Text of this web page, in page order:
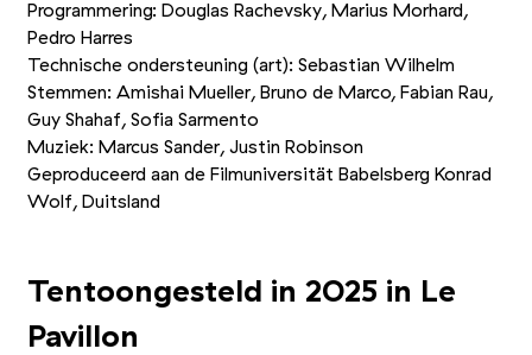
Programmering: Douglas Rachevsky, Marius Morhard,
Pedro Harres
Technische ondersteuning (art): Sebastian Wilhelm
Stemmen: Amishai Mueller, Bruno de Marco, Fabian Rau,
Guy Shahaf, Sofia Sarmento
Muziek: Marcus Sander, Justin Robinson
Geproduceerd aan de Filmuniversität Babelsberg Konrad
Wolf, Duitsland
Tentoongesteld in 2025 in Le
Pavillon